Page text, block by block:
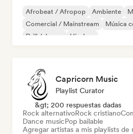
Afrobeat / Afropop Ambiente
Comercial / Mainstream
Música
Drill / Jersey
Hip-hop
Capricorn Music
Playlist Curator
&gt; 200 respuestas dadas
Rock alternativoRock cristiano
Dance musicPop bailable
Agregar artistas a mis playlists